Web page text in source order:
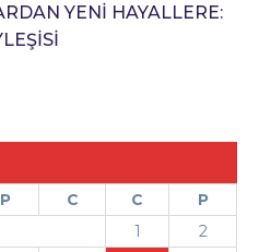
YENİ HAYALLERE:
P C C
P
1
2